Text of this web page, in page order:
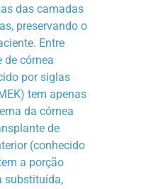
das camadas
preservando o
Entre
de córnea
por siglas
tem apenas
da córnea
de
(conhecido
a porção
substituída,